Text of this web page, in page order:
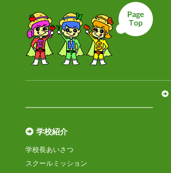
学校紹介
学校長あいさつ
スクールミッション